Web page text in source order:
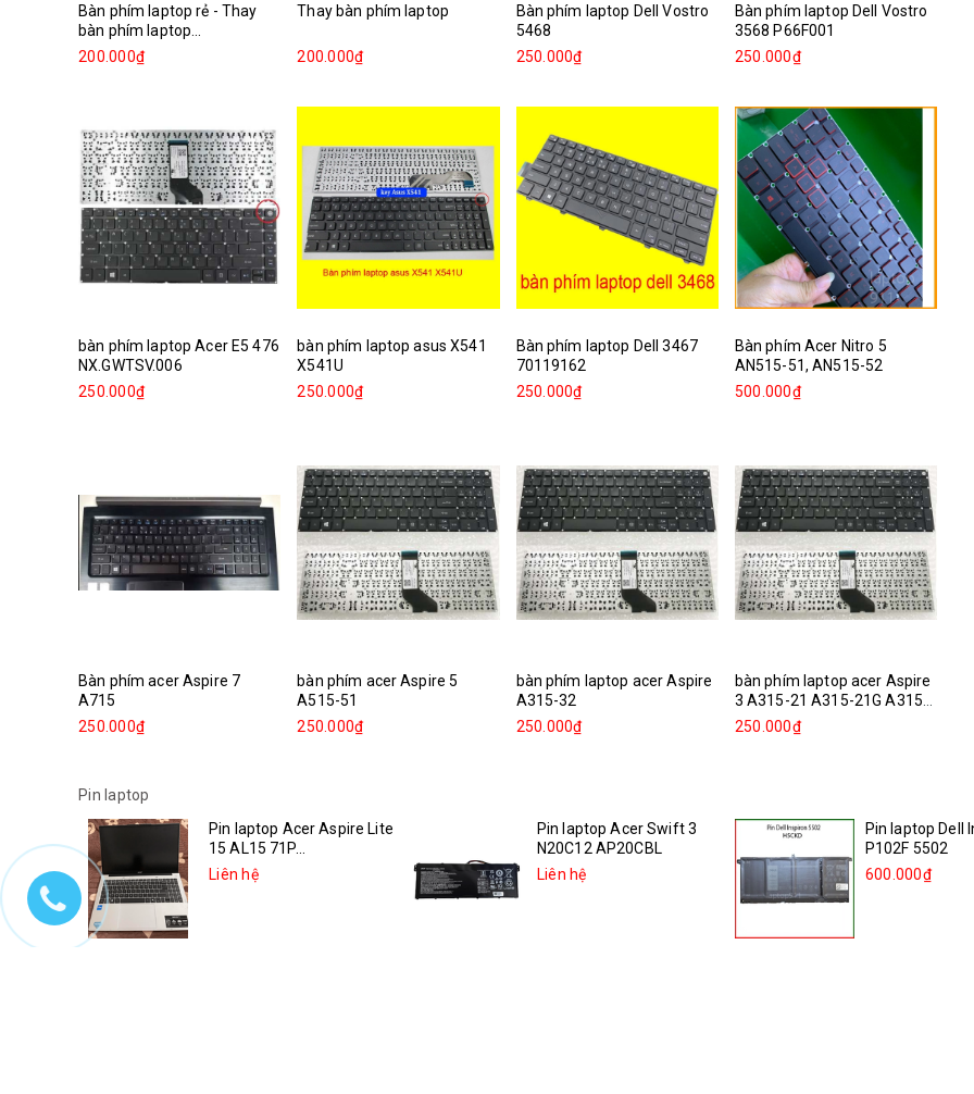
Bàn phím laptop rẻ - Thay
bàn phím laptop...
200.000₫
Thay bàn phím laptop
200.000₫
Bàn phím laptop Dell Vostro
5468
250.000₫
Bàn phím laptop Dell Vostro
3568 P66F001
250.000₫
bàn phím laptop Acer E5 476
NX.GWTSV.006
250.000₫
bàn phím laptop asus X541
X541U
250.000₫
Bàn phím laptop Dell 3467
70119162
250.000₫
Bàn phím Acer Nitro 5
AN515-51, AN515-52
500.000₫
Bàn phím acer Aspire 7
A715
250.000₫
bàn phím acer Aspire 5
A515-51
250.000₫
bàn phím laptop acer Aspire
A315-32
250.000₫
bàn phím laptop acer Aspire
3 A315-21 A315-21G A315-
31...
250.000₫
Pin laptop
Pin laptop Acer Aspire Lite
15 AL15 71P...
Liên hệ
Pin laptop Acer Swift 3
N20C12 AP20CBL
Liên hệ
Pin laptop Dell
P102F 5502
600.000₫